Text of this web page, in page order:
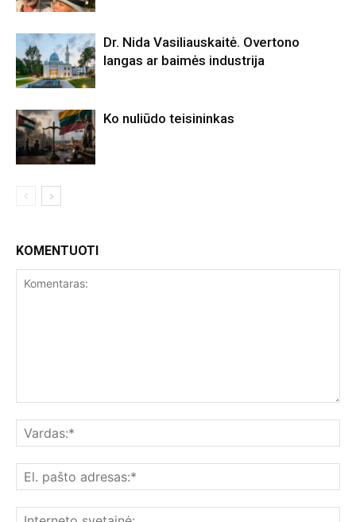
Dr. Nida Vasiliauskaitė. Overtono
langas ar baimės industrija
Ko nuliūdo teisininkas
KOMENTUOTI